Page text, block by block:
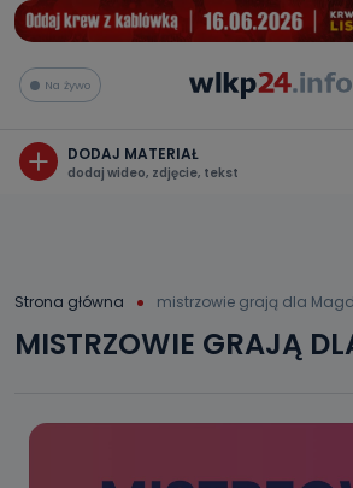
Na żywo
DODAJ MATERIAŁ
dodaj wideo, zdjęcie, tekst
Strona główna mistrzowie grają dla
MISTRZOWIE GRAJĄ